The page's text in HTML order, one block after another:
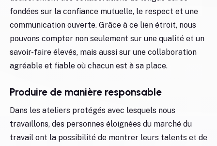
fondées sur la confiance mutuelle, le respect et une
communication ouverte. Grâce à ce lien étroit, nous
pouvons compter non seulement sur une qualité et un
savoir-faire élevés, mais aussi sur une collaboration
agréable et fiable où chacun est à sa place.
Produire de manière responsable
Dans les ateliers protégés avec lesquels nous
travaillons, des personnes éloignées du marché du
travail ont la possibilité de montrer leurs talents et de